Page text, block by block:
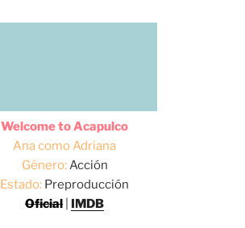
Welcome to Acapulco
Ana como Adriana
Género:Acción
Estado: Preproducción
Oficial
IMDB